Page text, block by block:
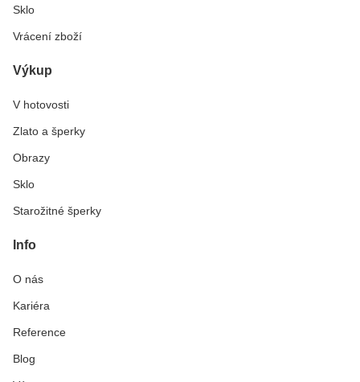
Sklo
Vrácení zboží
Výkup
V hotovosti
Zlato a šperky
Obrazy
Sklo
Starožitné šperky
Info
O nás
Kariéra
Reference
Blog